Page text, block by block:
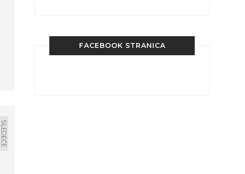
SLEDEĆE
FACEBOOK STRANICA